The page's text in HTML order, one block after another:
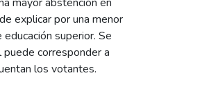
explicar por una menor
superior. Se
corresponder a
los votantes.